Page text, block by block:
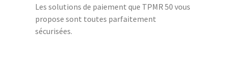
Les solutions de paiement que TPMR 50 vous
propose sont toutes parfaitement
sécurisées.